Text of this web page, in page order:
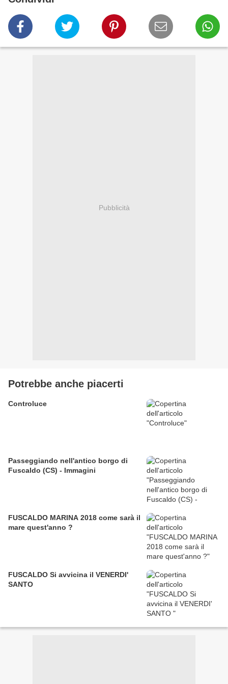
Pubblicità
Potrebbe anche piacerti
Controluce
Passeggiando nell'antico borgo di
Fuscaldo (CS) - Immagini
FUSCALDO MARINA 2018 come sarà il
mare quest'anno ?
FUSCALDO Si avvicina il VENERDI'
SANTO